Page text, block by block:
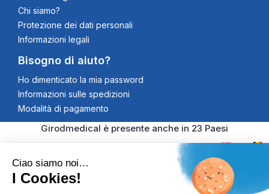
Chi siamo?
Protezione dei dati personali
Informazioni legali
Bisogno di aiuto?
Ho dimenticato la mia password
Informazioni sulle spedizioni
Modalità di pagamento
Girodmedical è presente anche in 23 Paesi
© 2026 Girodmedical. Tutti i diritti riservati. Partita IVA
Ciao siamo noi…
I Cookies!